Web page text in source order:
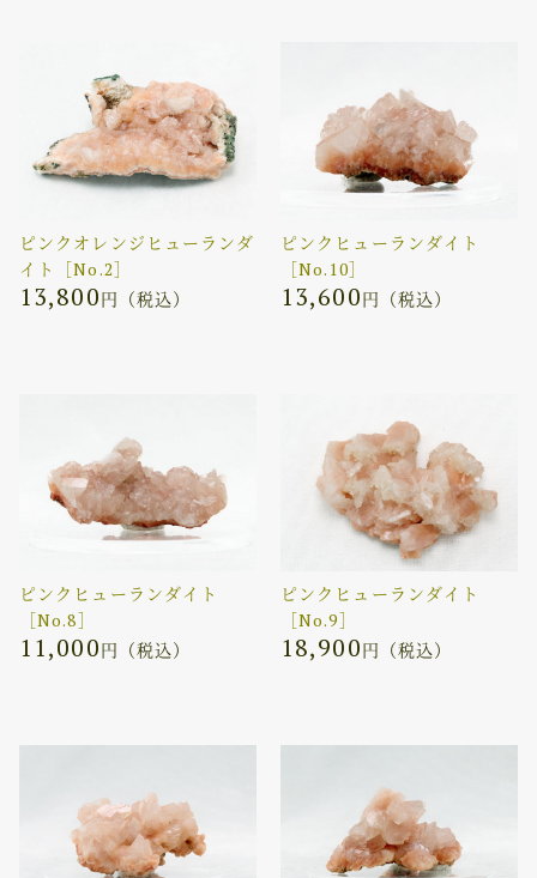
ピンクオレンジヒューランダ
イト［No.2］
13,800円（税込）
ピンクヒューランダイト
［No.10］
13,600円（税込）
ピンクヒューランダイト
［No.8］
11,000円（税込）
ピンクヒューランダイト
［No.9］
18,900円（税込）